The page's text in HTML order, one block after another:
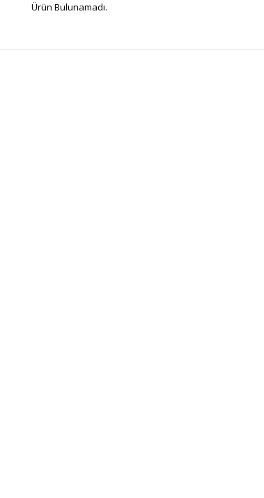
Ürün Bulunamadı.